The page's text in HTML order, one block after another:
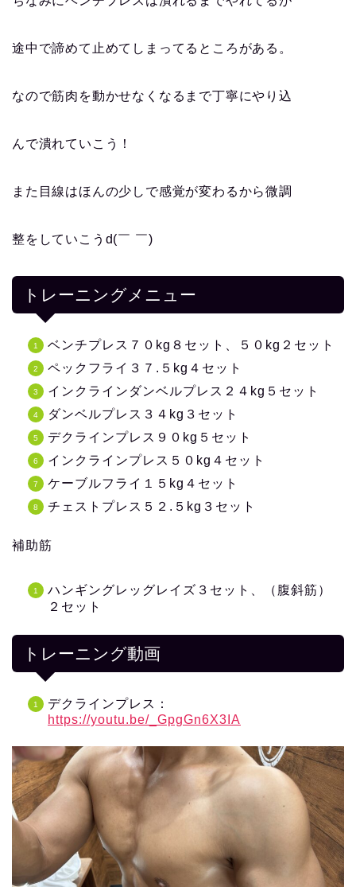
途中で諦めて止めてしまってるところがある。
なので筋肉を動かせなくなるまで丁寧にやり込
んで潰れていこう！
また目線はほんの少しで感覚が変わるから微調
整をしていこうd(￣ ￣)
トレーニングメニュー
ベンチプレス７０kg８セット、５０kg２セット
ペックフライ３７.５kg４セット
インクラインダンベルプレス２４kg５セット
ダンベルプレス３４kg３セット
デクラインプレス９０kg５セット
インクラインプレス５０kg４セット
ケーブルフライ１５kg４セット
チェストプレス５２.５kg３セット
補助筋
ハンギングレッグレイズ３セット、（腹斜筋）
２セット
トレーニング動画
デクラインプレス：
https://youtu.be/_GpgGn6X3IA